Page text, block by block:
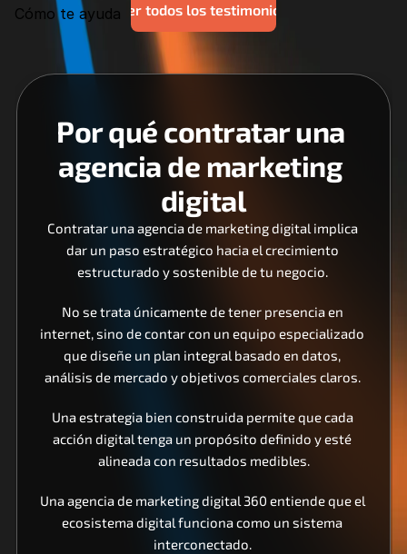
Por qué contratar una
agencia de marketing
digital
Contratar una agencia de marketing digital implica
dar un paso estratégico hacia el crecimiento
estructurado y sostenible de tu negocio.
No se trata únicamente de tener presencia en
internet, sino de contar con un equipo especializado
que diseñe un plan integral basado en datos,
análisis de mercado y objetivos comerciales claros.
Una estrategia bien construida permite que cada
acción digital tenga un propósito definido y esté
alineada con resultados medibles.
Una agencia de marketing digital 360 entiende que el
ecosistema digital funciona como un sistema
interconectado.
Ver todos los testimonios
Cómo te ayuda